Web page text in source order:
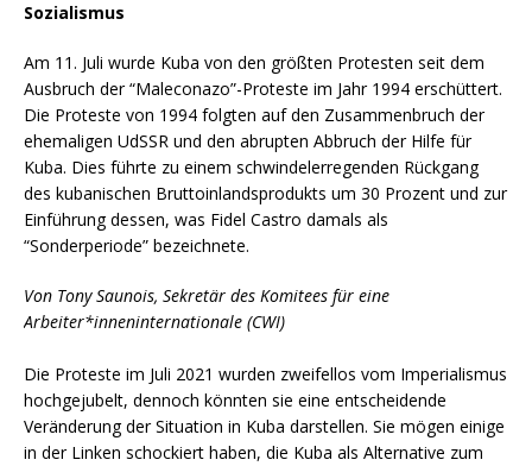
Sozialismus
Am 11. Juli wurde Kuba von den größten Protesten seit dem
Ausbruch der “Maleconazo”-Proteste im Jahr 1994 erschüttert.
Die Proteste von 1994 folgten auf den Zusammenbruch der
ehemaligen UdSSR und den abrupten Abbruch der Hilfe für
Kuba. Dies führte zu einem schwindelerregenden Rückgang
des kubanischen Bruttoinlandsprodukts um 30 Prozent und zur
Einführung dessen, was Fidel Castro damals als
“Sonderperiode” bezeichnete.
Von Tony Saunois, Sekretär des Komitees für eine
Arbeiter*inneninternationale (CWI)
Die Proteste im Juli 2021 wurden zweifellos vom Imperialismus
hochgejubelt, dennoch könnten sie eine entscheidende
Veränderung der Situation in Kuba darstellen. Sie mögen einige
in der Linken schockiert haben, die Kuba als Alternative zum